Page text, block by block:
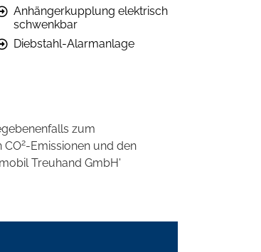
Anhängerkupplung elektrisch
schwenkbar
Diebstahl-Alarmanlage
zum
CO2-Emissionen und den
Treuhand GmbH'